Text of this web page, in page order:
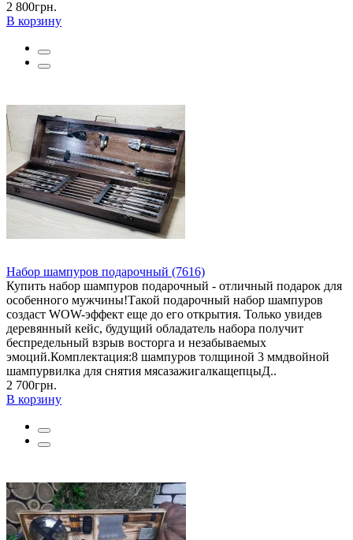
2 800грн.
В корзину
Набор шампуров подарочный (7616)
Купить набор шампуров подарочный - отличный подарок для
особенного мужчины!Такой подарочный набор шампуров
создаст WOW-эффект еще до его открытия. Только увидев
деревянный кейс, будущий обладатель набора получит
беспредельный взрыв восторга и незабываемых
эмоций.Комплектация:8 шампуров толщиной 3 ммдвойной
шампурвилка для снятия мясазажигалкащепцыД..
2 700грн.
В корзину